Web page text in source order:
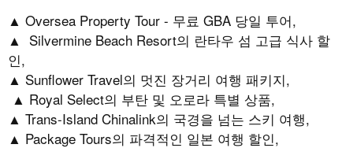
▲ Oversea Property Tour - 무료 GBA 당일 투어,
▲ Silvermine Beach Resort의 란타우 섬 고급 식사 할
인,
▲ Sunflower Travel의 멋진 장거리 여행 패키지,
▲ Royal Select의 부탄 및 오로라 특별 상품,
▲ Trans-Island Chinalink의 국경을 넘는 스키 여행,
▲ Package Tours의 파격적인 일본 여행 할인,